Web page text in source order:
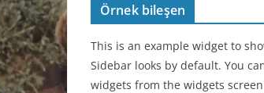
Örnek bileşen
This is an example widget to
Sidebar looks by default. You
widgets from the widgets